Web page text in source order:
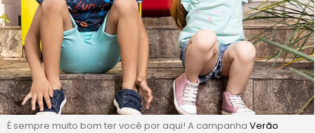
É sempre muito bom ter você por aqui! A campanha Verão